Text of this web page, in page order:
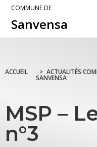
COMMUNE DE
Sanvensa
ACCUEIL > ACTUALITÉS
SANVENSA
MSP –
n°3